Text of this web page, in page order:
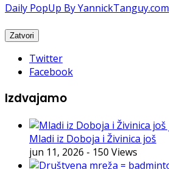
Daily PopUp By YannickTanguy.com
Twitter
Facebook
Izdvajamo
Mladi iz Doboja i Živinica još
jun 11, 2026 - 150 Views